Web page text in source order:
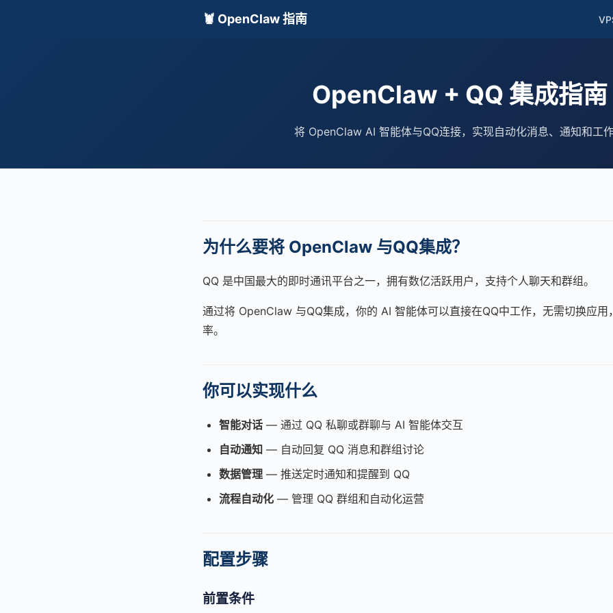
🦞 OpenClaw 指南
OpenClaw + QQ 集成指南
将 OpenClaw AI 智能体与QQ连接，实现自动化消息、通知和工
为什么要将 OpenClaw 与QQ集成？
QQ 是中国最大的即时通讯平台之一，拥有数亿活跃用户，支持个人聊天和群组。
通过将 OpenClaw 与QQ集成，你的 AI 智能体可以直接在QQ中工作，无需切换应用
率。
你可以实现什么
智能对话 — 通过 QQ 私聊或群聊与 AI 智能体交互
自动通知 — 自动回复 QQ 消息和群组讨论
数据管理 — 推送定时通知和提醒到 QQ
流程自动化 — 管理 QQ 群组和自动化运营
配置步骤
前置条件